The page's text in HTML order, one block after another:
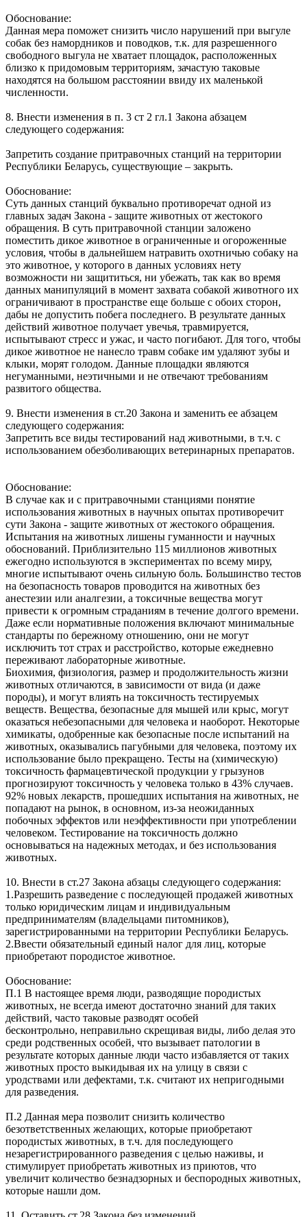
Обоснование:
Данная мера поможет снизить число нарушений при выгуле
собак без намордников и поводков, т.к. для разрешенного
свободного выгула не хватает площадок, расположенных
близко к придомовым территориям, зачастую таковые
находятся на большом расстоянии ввиду их маленькой
численности.
8. Внести изменения в п. 3 ст 2 гл.1 Закона абзацем
следующего содержания:
Запретить создание притравочных станций на территории
Республики Беларусь, существующие – закрыть.
Обоснование:
Суть данных станций буквально противоречат одной из
главных задач Закона - защите животных от жестокого
обращения. В суть притравочной станции заложено
поместить дикое животное в ограниченные и огороженные
условия, чтобы в дальнейшем натравить охотничью собаку на
это животное, у которого в данных условиях нету
возможности ни защититься, ни убежать, так как во время
данных манипуляций в момент захвата собакой животного их
ограничивают в пространстве еще больше с обоих сторон,
дабы не допустить побега последнего. В результате данных
действий животное получает увечья, травмируется,
испытывают стресс и ужас, и часто погибают. Для того, чтобы
дикое животное не нанесло травм собаке им удаляют зубы и
клыки, морят голодом. Данные площадки являются
негуманными, неэтичными и не отвечают требованиям
развитого общества.
9. Внести изменения в ст.20 Закона и заменить ее абзацем
следующего содержания:
Запретить все виды тестирований над животными, в т.ч. с
использованием обезболивающих ветеринарных препаратов.
Обоснование:
В случае как и с притравочными станциями понятие
использования животных в научных опытах противоречит
сути Закона - защите животных от жестокого обращения.
Испытания на животных лишены гуманности и научных
обоснований. Приблизительно 115 миллионов животных
ежегодно используются в экспериментах по всему миру,
многие испытывают очень сильную боль. Большинство тестов
на безопасность товаров проводится на животных без
анестезии или аналгезии, а токсичные вещества могут
привести к огромным страданиям в течение долгого времени.
Даже если нормативные положения включают минимальные
стандарты по бережному отношению, они не могут
исключить тот страх и расстройство, которые ежедневно
переживают лабораторные животные.
Биохимия, физиология, размер и продолжительность жизни
животных отличаются, в зависимости от вида (и даже
породы), и могут влиять на токсичность тестируемых
веществ. Вещества, безопасные для мышей или крыс, могут
оказаться небезопасными для человека и наоборот. Некоторые
химикаты, одобренные как безопасные после испытаний на
животных, оказывались пагубными для человека, поэтому их
использование было прекращено. Тесты на (химическую)
токсичность фармацевтической продукции у грызунов
прогнозируют токсичность у человека только в 43% случаев.
92% новых лекарств, прошедших испытания на животных, не
попадают на рынок, в основном, из-за неожиданных
побочных эффектов или неэффективности при употреблении
человеком. Тестирование на токсичность должно
основываться на надежных методах, и без использования
животных.
10. Внести в ст.27 Закона абзацы следующего содержания:
1.Разрешить разведение с последующей продажей животных
только юридическим лицам и индивидуальным
предпринимателям (владельцами питомников),
зарегистрированными на территории Республики Беларусь.
2.Ввести обязательный единый налог для лиц, которые
приобретают породистое животное.
Обоснование:
П.1 В настоящее время люди, разводящие породистых
животных, не всегда имеют достаточно знаний для таких
действий, часто таковые разводят особей
бесконтрольно, неправильно скрещивая виды, либо делая это
среди родственных особей, что вызывает патологии в
результате которых данные люди часто избавляется от таких
животных просто выкидывая их на улицу в связи с
уродствами или дефектами, т.к. считают их непригодными
для разведения.
П.2 Данная мера позволит снизить количество
безответственных желающих, которые приобретают
породистых животных, в т.ч. для последующего
незарегистрированного разведения с целью наживы, и
стимулирует приобретать животных из приютов, что
увеличит количество безнадзорных и беспородных животных,
которые нашли дом.